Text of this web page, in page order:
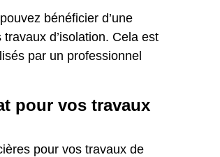
bénéficier d’une
d’isolation. Cela est
par un professionnel
pour vos travaux
pour vos travaux de